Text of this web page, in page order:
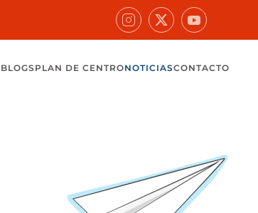
BLOGS PLAN DE CENTRONOTICIASCONTACTO